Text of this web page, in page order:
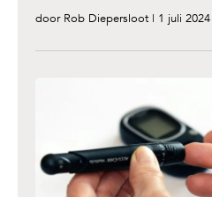
door Rob Diepersloot | 1 juli 2024